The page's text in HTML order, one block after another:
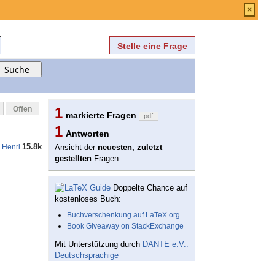
Stelle eine Frage
Offen
Henri 15.8k
1 markierte Fragen pdf
1 Antworten
Ansicht der neuesten, zuletzt
gestellten Fragen
Doppelte Chance auf
kostenloses Buch:
Buchverschenkung auf LaTeX.org
Book Giveaway on StackExchange
Mit Unterstützung durch DANTE e.V.:
Deutschsprachige
×